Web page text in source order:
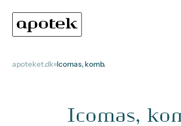
apoteket.dk Icomas, komb.
Icomas,